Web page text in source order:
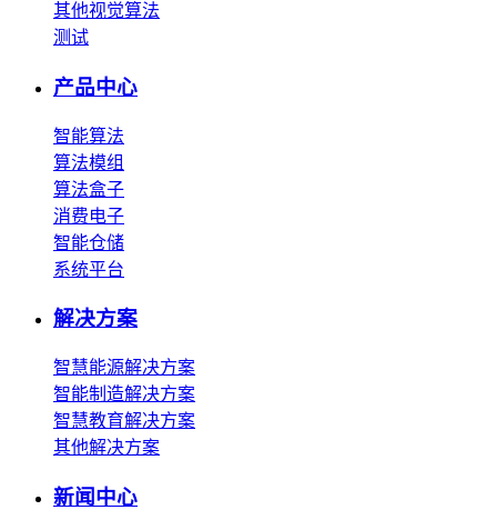
其他视觉算法
测试
产品中心
智能算法
算法模组
算法盒子
消费电子
智能仓储
系统平台
解决方案
智慧能源解决方案
智能制造解决方案
智慧教育解决方案
其他解决方案
新闻中心